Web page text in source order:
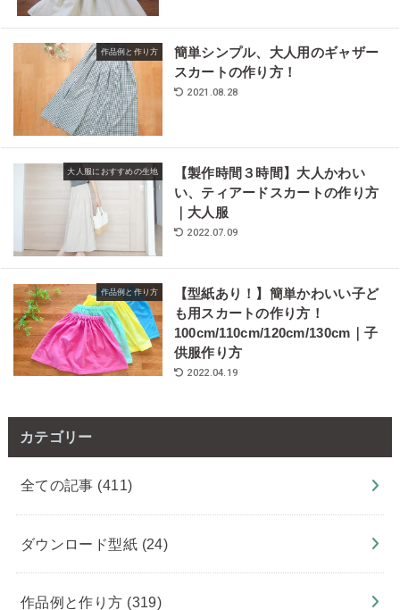
作品例と作り方
簡単シンプル、大人用のギャザー
スカートの作り方！
2021.08.28
大人服におすすめの生地
【製作時間３時間】大人かわい
い、ティアードスカートの作り方
｜大人服
2022.07.09
作品例と作り方
【型紙あり！】簡単かわいい子ど
も用スカートの作り方！
100cm/110cm/120cm/130cm｜子
供服作り方
2022.04.19
カテゴリー
全ての記事 (411)
ダウンロード型紙 (24)
作品例と作り方 (319)